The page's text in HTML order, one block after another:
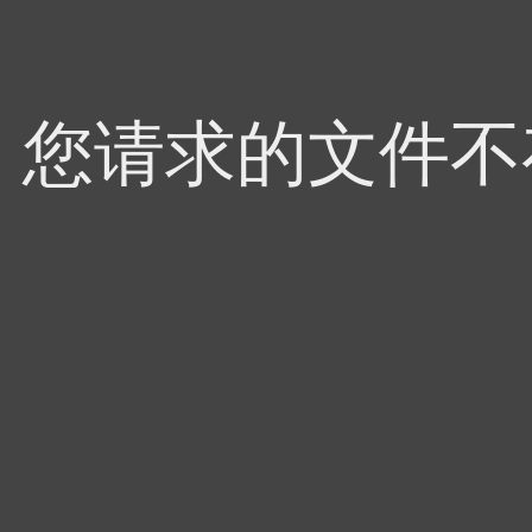
您请求的文件